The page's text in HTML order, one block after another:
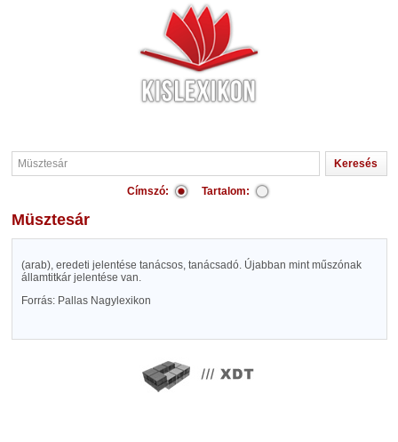
Címszó: Tartalom:
Müsztesár
(arab), eredeti jelentése tanácsos, tanácsadó. Újabban mint műszónak
államtitkár jelentése van.
Forrás: Pallas Nagylexikon